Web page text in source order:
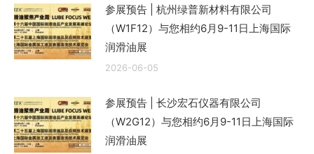
参展预告 | 杭州绿普新材料有限公司
（W1F12）与您相约6月9-11日上海国际
润滑油展
2026-06-05
参展预告 | 长沙宏石仪器有限公司
（W2G12）与您相约6月9-11日上海国际
润滑油展